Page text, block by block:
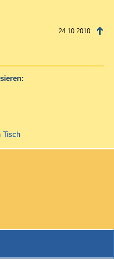
24.10.2010
Tisch